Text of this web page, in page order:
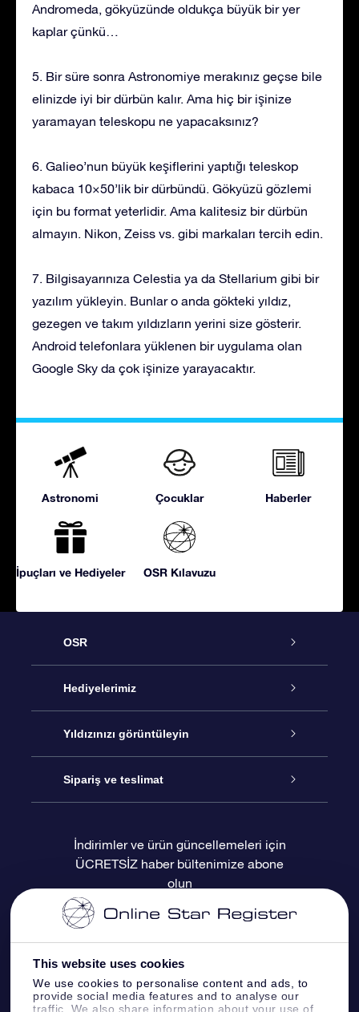
This website uses cookies
We use cookies to personalise content and ads, to
provide social media features and to analyse our
traffic. We also share information about your use of
Andromeda, gökyüzünde oldukça büyük bir yer
kaplar çünkü…
5. Bir süre sonra Astronomiye merakınız geçse bile
elinizde iyi bir dürbün kalır. Ama hiç bir işinize
yaramayan teleskopu ne yapacaksınız?
6. Galieo’nun büyük keşiflerini yaptığı teleskop
kabaca 10×50’lik bir dürbündü. Gökyüzü gözlemi
için bu format yeterlidir. Ama kalitesiz bir dürbün
almayın. Nikon, Zeiss vs. gibi markaları tercih edin.
7. Bilgisayarınıza Celestia ya da Stellarium gibi bir
yazılım yükleyin. Bunlar o anda gökteki yıldız,
gezegen ve takım yıldızların yerini size gösterir.
Android telefonlara yüklenen bir uygulama olan
Google Sky da çok işinize yarayacaktır.
Astronomi Çocuklar Haberler
İpuçları ve Hediyeler OSR Kılavuzu
OSR
Hizmet
İletişim
Blogu
Değerlendirmeler
Hediyelerimiz
Çevrimiçi Yıldız Hediyesi
OSR Hediye Paketi
OSR Hediye Kartı
Kurumsal hediyeler
Yıldızınızı görüntüleyin
Star Register
Kişiselleştirilmiş Yıldız Sayfası
Bir Milyon Yıldız
OSR Starsaver
Fly me to the stars VR sanal gerçeklik
Sipariş ve teslimat
Ödeme bilgileri
Sevkiyat bilgileri
İade Politikası
Takımyıldızı
İndirimler ve ürün güncellemeleri için
ÜCRETSİZ haber bültenimize abone
olun